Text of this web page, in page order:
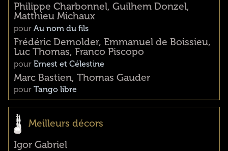
Philippe Charbonnel, Guilhem Donzel,
Matthieu Michaux
pour Au nom du fils
Frédéric Demolder, Emmanuel de Boissieu,
Luc Thomas, Franco Piscopo
pour Ernest et Célestine
Marc Bastien, Thomas Gauder
pour Tango libre
Meilleurs décors
Igor Gabriel